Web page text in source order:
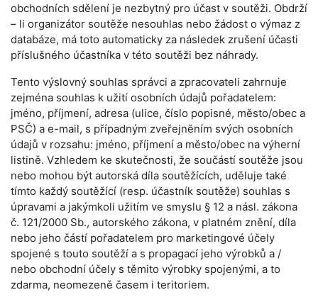
obchodních sdělení je nezbytný pro účast v soutěži. Obdrží
– li organizátor soutěže nesouhlas nebo žádost o výmaz z
databáze, má toto automaticky za následek zrušení účasti
příslušného účastníka v této soutěži bez náhrady.
Tento výslovný souhlas správci a zpracovateli zahrnuje
zejména souhlas k užití osobních údajů pořadatelem:
jméno, příjmení, adresa (ulice, číslo popisné, město/obec a
PSČ) a e-mail, s případným zveřejněním svých osobních
údajů v rozsahu: jméno, příjmení a město/obec na výherní
listině. Vzhledem ke skutečnosti, že součástí soutěže jsou
nebo mohou být autorská díla soutěžících, uděluje také
tímto každý soutěžící (resp. účastník soutěže) souhlas s
úpravami a jakýmkoli užitím ve smyslu § 12 a násl. zákona
č. 121/2000 Sb., autorského zákona, v platném znění, díla
nebo jeho částí pořadatelem pro marketingové účely
spojené s touto soutěží a s propagací jeho výrobků a /
nebo obchodní účely s těmito výrobky spojenými, a to
zdarma, neomezeně časem i teritoriem.